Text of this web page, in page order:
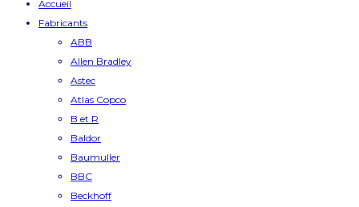
Accueil
Fabricants
ABB
Allen Bradley
Astec
Atlas Copco
B et R
Baldor
Baumuller
BBC
Beckhoff